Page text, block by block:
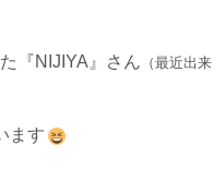
『NIJIYA』さん （最近出
ます